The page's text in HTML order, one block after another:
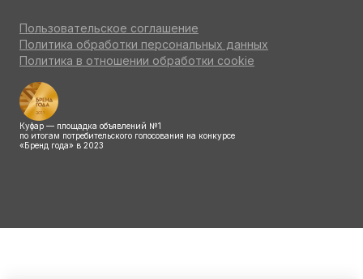
Пользовательское соглашение
Политика обработки персональных данных
Политика в отношении обработки cookie
Куфар — площадка объявлений №1
по итогам потребительского голосования на конкурсе
«Бренд года» в 2023